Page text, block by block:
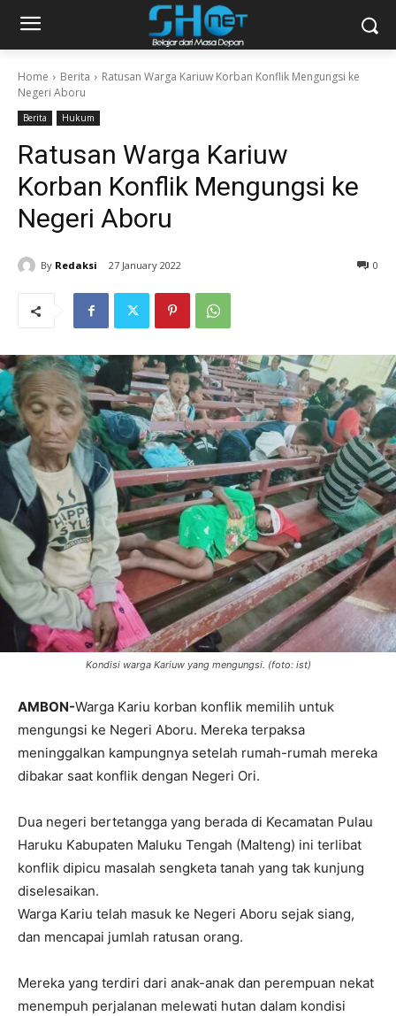
Home Berita
Ratusan Warga Kariuw Korban Konflik Mengungsi ke
Negeri Aboru
Berita Hukum
Ratusan Warga Kariuw
Korban Konflik Mengungsi ke
Negeri Aboru
By Redaksi 27 January 2022 0
Kondisi warga Kariuw yang mengungsi. (foto: ist)
AMBON-Warga Kariu korban konflik memilih untuk
mengungsi ke Negeri Aboru. Mereka terpaksa
meninggalkan kampungnya setelah rumah-rumah mereka
dibakar saat konflik dengan Negeri Ori.
Dua negeri bertetangga yang berada di Kecamatan Pulau
Haruku Kabupaten Maluku Tengah (Malteng) ini terlibat
konflik dipicu masalah sengketa tanah yang tak kunjung
diselesaikan.
Warga Kariu telah masuk ke Negeri Aboru sejak siang,
dan mencapai jumlah ratusan orang.
Mereka yang terdiri dari anak-anak dan perempuan nekat
menempuh perjalanan melewati hutan dalam kondisi